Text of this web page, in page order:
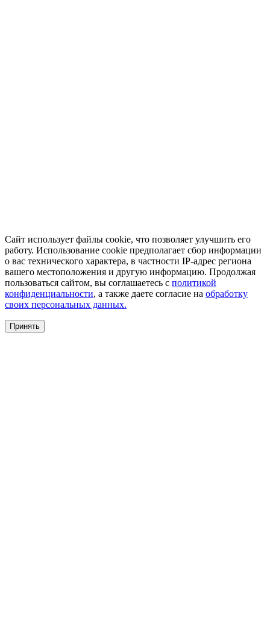
Сайт использует файлы cookie, что позволяет улучшить его
работу. Использование cookie предполагает сбор информации
о вас технического характера, в частности IP-адрес региона
вашего местоположения и другую информацию. Продолжая
пользоваться сайтом, вы соглашаетесь с политикой
конфиденциальности, а также даете согласие на обработку
своих персональных данных.
Принять